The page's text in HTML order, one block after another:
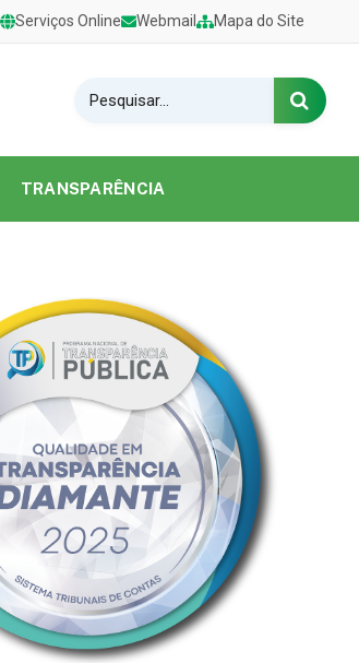
Serviços Online Webmail Mapa do Site
TRANSPARÊNCIA